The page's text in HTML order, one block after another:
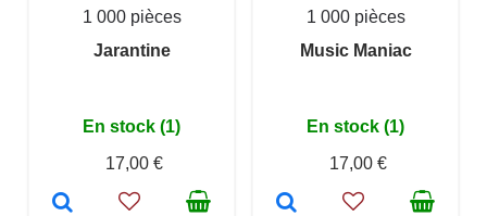
1 000 pièces
Jarantine
En stock (1)
17,00 €
1 000 pièces
Music Maniac
En stock (1)
17,00 €